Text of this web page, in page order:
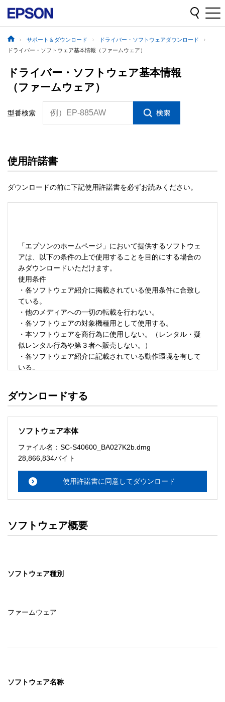
サポート＆ダウンロード
ドライバー・ソフトウェアダウンロード
ドライバー・ソフトウェア基本情報（ファームウェア）
ドライバー・ソフトウェア基本情報
（ファームウェア）
型番検索 例）EP-885AW
使用許諾書
ダウンロードの前に下記使用許諾書を必ずお読みください。
「エプソンのホームページ」において提供するソフトウェ
アは、以下の条件の上で使用することを目的にする場合の
みダウンロードいただけます。
使用条件
・各ソフトウェア紹介に掲載されている使用条件に合致し
ている。
・他のメディアへの一切の転載を行わない。
・各ソフトウェアの対象機種用として使用する。
・本ソフトウェアを商行為に使用しない。（レンタル・疑
似レンタル行為や第３者へ販売しない。）
・各ソフトウェア紹介に記載されている動作環境を有して
いる。
・ソフトウェアを改変、またはリバースエンジニアリング
ソフトウェアのサポート
・本サーバでは、ユーザーサポートは行いません。搭載ソ
メーションセンターまでお願い
ルをお読み下さい。
ソフトウェアの保証範囲
・ソフトウェアのダウンロード・導入はお客様の責任にお
セイコーエプソン株式会社に帰属します。
ダウンロードする
ソフトウェア本体
ファイル名：SC-S40600_BA027K2b.dmg
28,866,834バイト
使用許諾書に同意してダウンロード
ソフトウェア概要
ソフトウェア種別
ファームウェア
ソフトウェア名称